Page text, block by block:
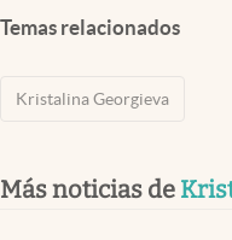
Temas relacionados
Kristalina Georgieva
Más noticias de